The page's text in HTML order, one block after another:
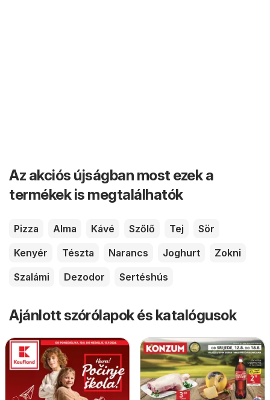
Az akciós újságban most ezek a
termékek is megtalálhatók
Pizza Alma Kávé Szőlő Tej
Sör
Kenyér
Tészta Narancs Joghurt
Zokni
Szalámi
Dezodor Sertéshús
Ajánlott szórólapok és katalógusok